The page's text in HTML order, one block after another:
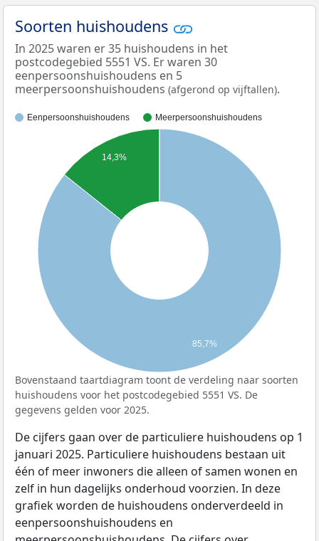
Soorten huishoudens
In 2025 waren er 35 huishoudens in het
postcodegebied 5551 VS. Er waren 30
eenpersoonshuishoudens en 5
meerpersoonshuishoudens (afgerond op vijftallen).
Eenpersoonshuishoudens Meerpersoonshuishoudens
14,3%
85,7%
Bovenstaand taartdiagram toont de verdeling naar soorten
huishoudens voor het postcodegebied 5551 VS. De
gegevens gelden voor 2025.
De cijfers gaan over de particuliere huishoudens op 1
januari 2025. Particuliere huishoudens bestaan uit
één of meer inwoners die alleen of samen wonen en
zelf in hun dagelijks onderhoud voorzien. In deze
grafiek worden de huishoudens onderverdeeld in
eenpersoonshuishoudens en